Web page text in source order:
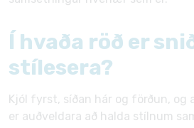
Í hvaða röð er
stílesera?
Kjól fyrst, síðan hár og förðun, og
er auðveldara að halda stílnum